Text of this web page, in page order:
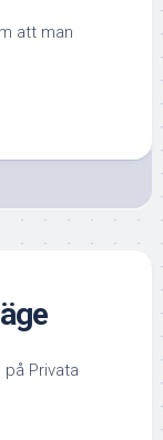
att man
Privata